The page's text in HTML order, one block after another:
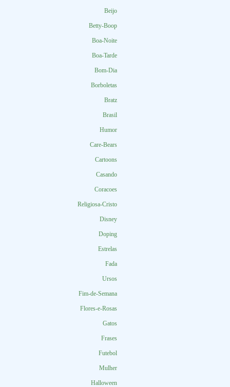
Beijo
Betty-Boop
Boa-Noite
Boa-Tarde
Bom-Dia
Borboletas
Bratz
Brasil
Humor
Care-Bears
Cartoons
Casando
Coracoes
Religiosa-Cristo
Disney
Doping
Estrelas
Fada
Ursos
Fim-de-Semana
Flores-e-Rosas
Gatos
Frases
Futebol
Mulher
Halloween